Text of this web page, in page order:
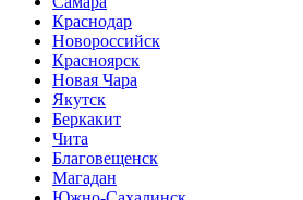
Краснодар
Новороссийск
Красноярск
Новая Чара
Якутск
Беркакит
Чита
Благовещенск
Магадан